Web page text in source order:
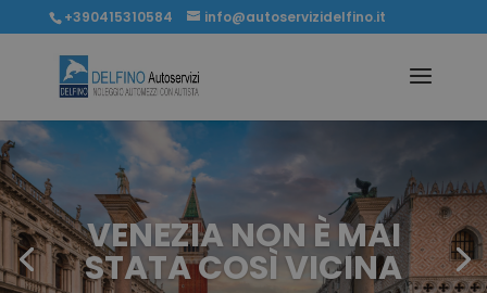
+390415310584 info@autoservizidelfino.it
VENEZIA NON È MAI
STATA COSÌ VICINA